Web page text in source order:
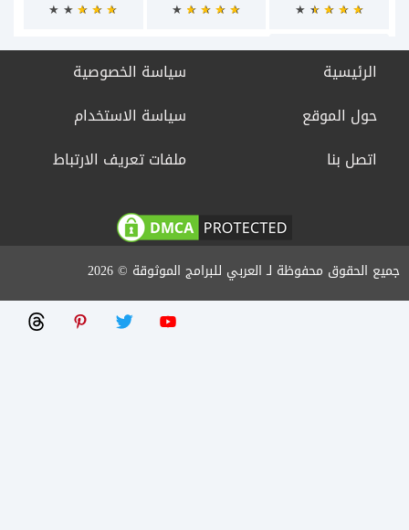
مصحف المدينة
الرئيسية
حول الموقع
اتصل بنا
سياسة الخصوصية
سياسة الاستخدام
ملفات تعريف الارتباط
جميع الحقوق محفوظة لـ العربي للبرامج الموثوقة © 2026